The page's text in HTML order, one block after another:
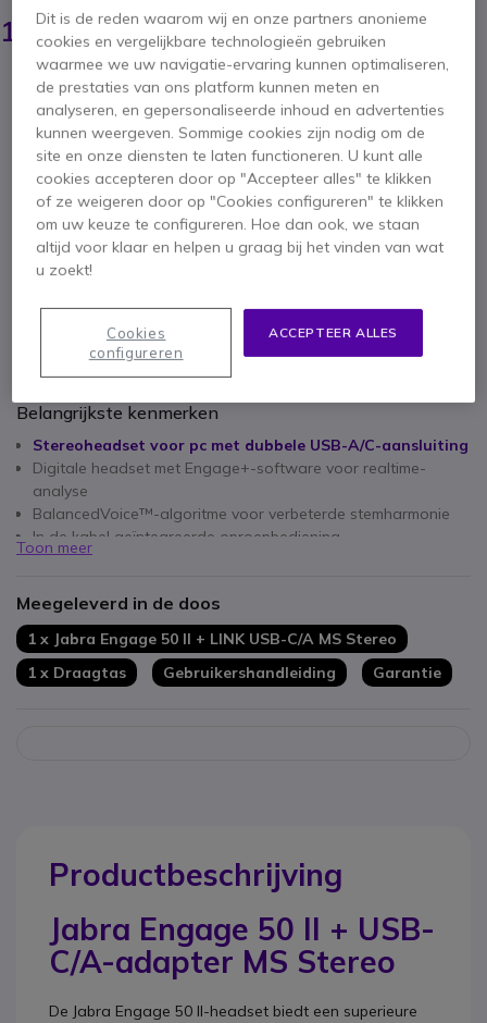
214,45 €
184,95 € ex. BTW- 223,79 € incl. BTW
Aantal
IN WINKELWAGEN
OFFERTE BINNEN 4 UUR
Meer dan100 productenop voorraad
Levering:24/48 h
Belangrijkste kenmerken
Stereoheadset voor pc met dubbele USB-A/C-aansluiting
Digitale headset met Engage+-software voor realtime-
analyse
BalancedVoice™-algoritme voor verbeterde stemharmonie
In de kabel geïntegreerde oproepbediening
3-microfoonsysteem met ruisonderdrukking en
SmartRinger met bewegingsdetectie om geen oproepen te
missen
Gecertificeerd voor Microsoft Teams
Toon meer
Meegeleverd in de doos
1 x Jabra Engage 50 II + LINK USB-C/A MS Stereo
1 x Draagtas
Gebruikershandleiding Garantie
Productbeschrijving
Jabra Engage 50 II + USB-
C/A-adapter MS Stereo
De Jabra Engage 50 II-headset biedt een superieure
Dit is de reden waarom wij en onze partners anonieme
cookies en vergelijkbare technologieën gebruiken
waarmee we uw navigatie-ervaring kunnen optimaliseren,
de prestaties van ons platform kunnen meten en
analyseren, en gepersonaliseerde inhoud en advertenties
kunnen weergeven. Sommige cookies zijn nodig om de
site en onze diensten te laten functioneren. U kunt alle
cookies accepteren door op "Accepteer alles" te klikken
of ze weigeren door op "Cookies configureren" te klikken
om uw keuze te configureren. Hoe dan ook, we staan
altijd voor klaar en helpen u graag bij het vinden van wat
u zoekt!
ACCEPTEER ALLES
Cookies
configureren